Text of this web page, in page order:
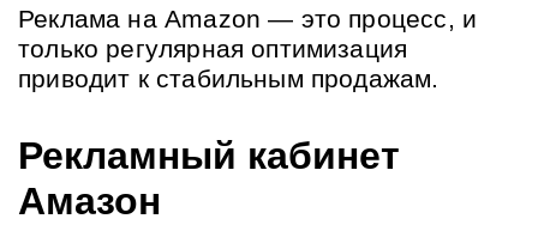
Реклама на Amazon — это процесс, и
только регулярная оптимизация
приводит к стабильным продажам.
Рекламный кабинет
Амазон